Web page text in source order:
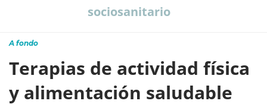
sociosanitario
A fondo
Terapias de actividad física
y alimentación saludable